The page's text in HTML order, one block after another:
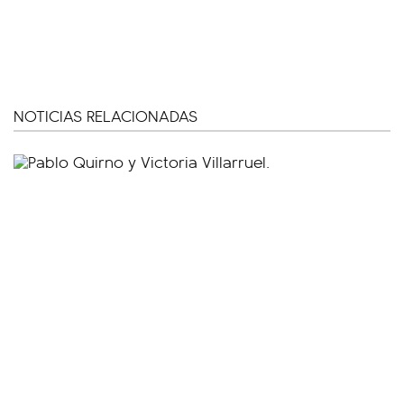
NOTICIAS RELACIONADAS